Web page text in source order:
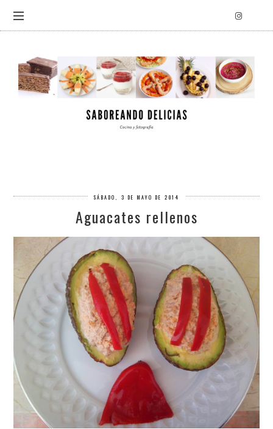
SÁBADO, 3 DE MAYO DE 2014
Aguacates rellenos